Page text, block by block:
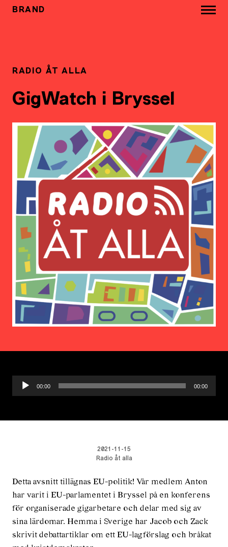
BRAND
RADIO ÅT ALLA
GigWatch i Bryssel
Ljudspelare
00:00 00:00
2021-11-15
Radio åt alla
Detta avsnitt tillägnas EU-politik! Vår medlem Anton
har varit i EU-parlamentet i Bryssel på en konferens
för organiserade gigarbetare och delar med sig av
sina lärdomar. Hemma i Sverige har Jacob och Zack
skrivit debattartiklar om ett EU-lagförslag och bråkat